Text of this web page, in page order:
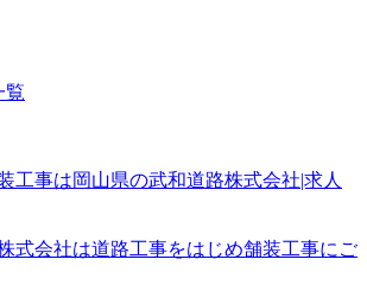
覧
式会社は道路工事をはじめ舗装工事にご